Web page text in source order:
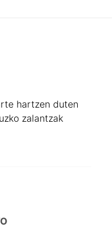
hartzen duten
zalantzak